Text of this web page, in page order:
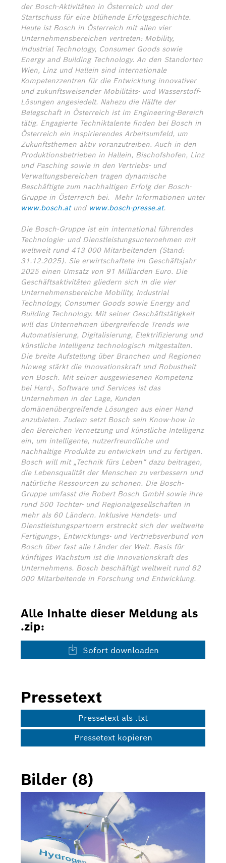
der Bosch-Aktivitäten in Österreich und der
Startschuss für eine blühende Erfolgsgeschichte.
Heute ist Bosch in Österreich mit allen vier
Unternehmensbereichen vertreten: Mobility,
Industrial Technology, Consumer Goods sowie
Energy and Building Technology. An den Standorten
Wien, Linz und Hallein sind internationale
Kompetenzzentren für die Entwicklung innovativer
und zukunftsweisender Mobilitäts- und Wasserstoff-
Lösungen angesiedelt. Nahezu die Hälfte der
Belegschaft in Österreich ist im Engineering-Bereich
tätig. Engagierte Techniktalente finden bei Bosch in
Österreich ein inspirierendes Arbeitsumfeld, um
Zukunftsthemen aktiv voranzutreiben. Auch in den
Produktionsbetrieben in Hallein, Bischofshofen, Linz
und Pasching sowie in den Vertriebs- und
Verwaltungsbereichen tragen dynamische
Beschäftigte zum nachhaltigen Erfolg der Bosch-
Gruppe in Österreich bei. Mehr Informationen unter
www.bosch.atund www.bosch-presse.at.
Die Bosch-Gruppe ist ein international führendes
Technologie- und Dienstleistungsunternehmen mit
weltweit rund 413 000 Mitarbeitenden (Stand:
31.12.2025). Sie erwirtschaftete im Geschäftsjahr
2025 einen Umsatz von 91 Milliarden Euro. Die
Geschäftsaktivitäten gliedern sich in die vier
Unternehmensbereiche Mobility, Industrial
Technology, Consumer Goods sowie Energy and
Building Technology. Mit seiner Geschäftstätigkeit
will das Unternehmen übergreifende Trends wie
Automatisierung, Digitalisierung, Elektrifizierung und
künstliche Intelligenz technologisch mitgestalten.
Die breite Aufstellung über Branchen und Regionen
hinweg stärkt die Innovationskraft und Robustheit
von Bosch. Mit seiner ausgewiesenen Kompetenz
bei Hard-, Software und Services ist das
Unternehmen in der Lage, Kunden
domänenübergreifende Lösungen aus einer Hand
anzubieten. Zudem setzt Bosch sein Know-how in
den Bereichen Vernetzung und künstliche Intelligenz
ein, um intelligente, nutzerfreundliche und
nachhaltige Produkte zu entwickeln und zu fertigen.
Bosch will mit „Technik fürs Leben“ dazu beitragen,
die Lebensqualität der Menschen zu verbessern und
natürliche Ressourcen zu schonen. Die Bosch-
Gruppe umfasst die Robert Bosch GmbH sowie ihre
rund 500 Tochter- und Regionalgesellschaften in
mehr als 60 Ländern. Inklusive Handels- und
Dienstleistungspartnern erstreckt sich der weltweite
Fertigungs-, Entwicklungs- und Vertriebsverbund von
Bosch über fast alle Länder der Welt. Basis für
künftiges Wachstum ist die Innovationskraft des
Unternehmens. Bosch beschäftigt weltweit rund 82
000 Mitarbeitende in Forschung und Entwicklung.
Alle Inhalte dieser Meldung als
.zip:
Sofort downloaden
Pressetext
Pressetext als .txt
Pressetext kopieren
Bilder (8)